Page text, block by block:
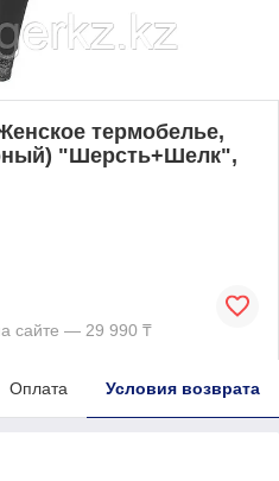
термобелье,
"Шерсть+Шелк",
сайте — 29 990 ₸
Оплата Условия возврата